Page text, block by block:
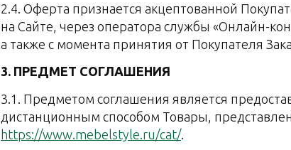
2.4. Оферта признается акцептованной
на Сайте, через оператора службы «Онлайн-
а также с момента принятия от Покупателя
3. ПРЕДМЕТ СОГЛАШЕНИЯ
3.1. Предметом соглашения является
дистанционным способом Товары,
https://www.mebelstyle.ru/cat/.